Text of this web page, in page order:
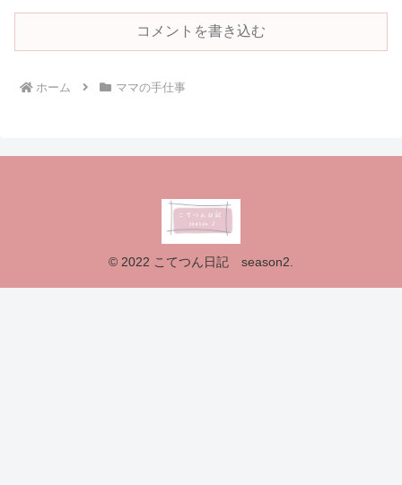
コメントを書き込む
ホーム ママの手仕事
© 2022 こてつん日記 season2.